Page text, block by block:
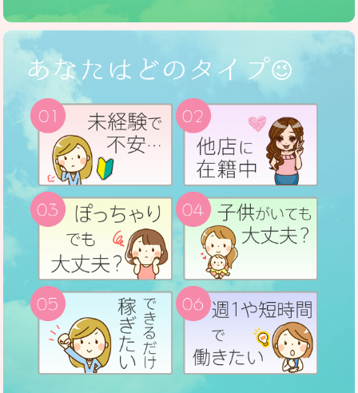
間で効率良く稼げちゃいます。
他のフーゾク店のようなハードなサービスや病気の心配
もなく、ギャラ飲みやマッチング系のアプリよりも稼げ
ちゃう新しいフーゾク店、それがotsto(オトスト)です！
※他のオトストに迷惑がかかってしまうので、自分だけ
バレなければいいや…と、特定のお客様に過剰サービス
するのはダメですよ♪システムの範囲内で満足していただ
いて、一緒に常連様を増やしていきましょう♪
ートな情報を教える必要がないんです♪
身体の関係を有りにすることで稼げるお小遣いは大きく
なりますが…その分、あなたの身体に負担がかかっちゃ
います。
そんな日常に慣れてしまうと、本当に大切な人を傷つけ
てしまう時だってあるかも…
そしてパパ活やフーゾクで心まで疲れちゃうこと、あり
ませんか？
それでも、家賃払わなきゃ！新しいお洋服に新作のコス
メも欲しい！英会話教室に通ってみたい！今月は友達の
お誕生日会だった！などなどお金はいくらあっても足り
ないのが現実ですよね。
😉